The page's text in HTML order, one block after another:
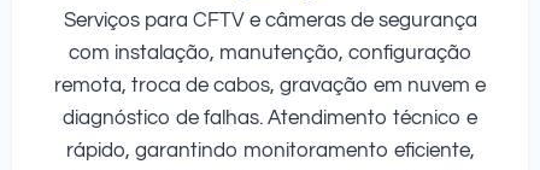
Serviços para CFTV e câmeras de segurança
com instalação, manutenção, configuração
remota, troca de cabos, gravação em nuvem e
diagnóstico de falhas. Atendimento técnico e
rápido, garantindo monitoramento eficiente,